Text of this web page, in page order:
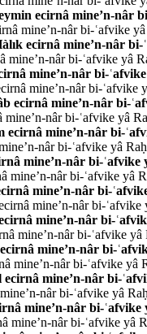
ecirnâ mine’n-nâr
mine’n-nâr bi-ʿafvike
ecirnâ mine’n-nâr
mine’n-nâr bi-ʿafvike yâ
mine’n-nâr bi-
mine’n-nâr bi-ʿafvike
ecirnâ mine’n-nâr bi-
nâr bi-ʿafvike yâ
ecirnâ mine’n-nâr bi-
nâr bi-ʿafvike yâ
mine’n-nâr bi-ʿafvike
mine’n-nâr bi-ʿafvike yâ
mine’n-nâr bi-
mine’n-nâr bi-ʿafvike
mine’n-nâr bi-
mine’n-nâr bi-ʿafvike yâ
mine’n-nâr bi-
mine’n-nâr bi-ʿafvike yâ
mine’n-nâr bi-
nâr bi-ʿafvike yâ
mine’n-nâr bi-
mine’n-nâr bi-ʿafvike yâ